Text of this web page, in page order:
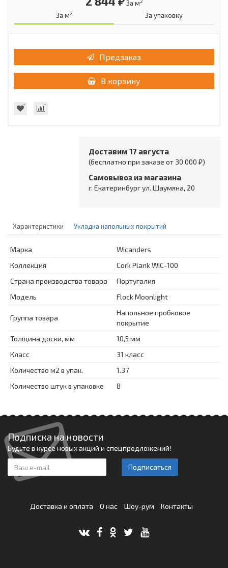
За м
За м2 За упаковку
Предзаказ
В корзину
Доставим 17 августа
(бесплатно при заказе от 30 000 ₽)
Самовывоз из магазина
г. Екатеринбург ул. Шаумяна, 20
Характеристики Укладка напольных покрытий
Марка
Wicanders
Коллекция
Cork Plank WIC-100
Страна производства товара
Португалия
Модель
Flock Moonlight
Группа товара
Напольное пробковое
покрытие
Толщина доски, мм
10,5 мм
Класс
31 класс
Количество м2 в упак.
1.37
Количество штук в упаковке
8
Подписка на новости
Будьте в курсе новых акций и спецпредложений!
Подписаться
Доставка и оплата О нас Шоу-рум Контакты